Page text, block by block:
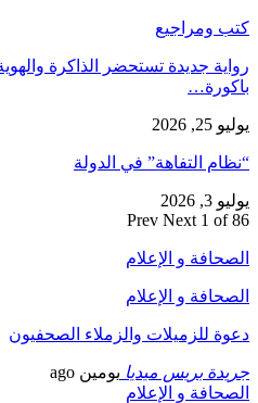
كتب ومراجيع
رواية جديدة تستحضر الذاكرة
باكورة…
يوليو 25, 2026
“نظام التفاهة” في الدولة
يوليو 3, 2026
Prev Next 1 of 86
الصحافة و الإعلام
الصحافة و الإعلام
دعوة للزميلات والزملاء الصحفيون
جريدة بريس ميديا يومين ago
الصحافة و الإعلام